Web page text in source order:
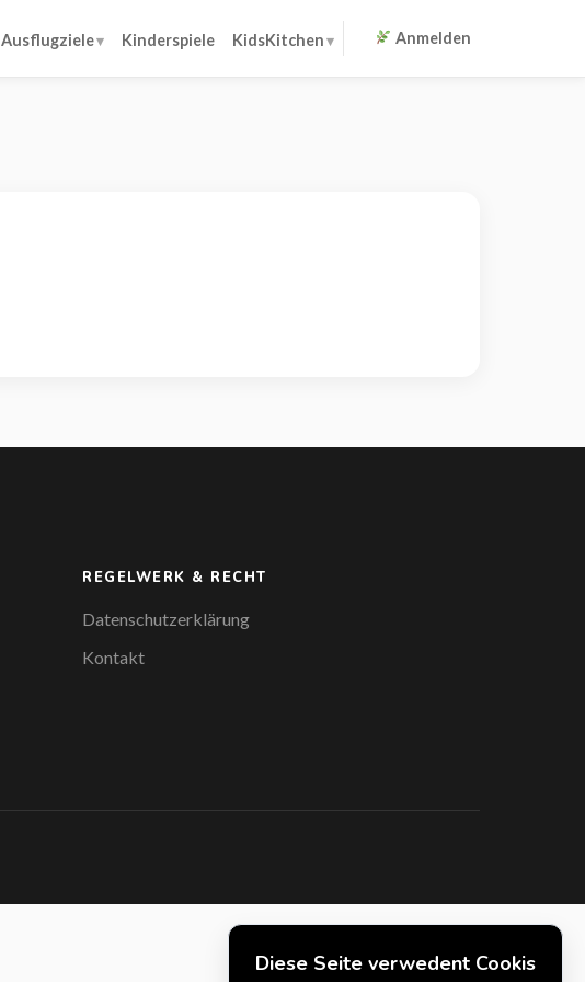
Ausflugziele Kinderspiele KidsKitchen Anmelden
REGELWERK & RECHT
Datenschutzerklärung
Kontakt
Diese Seite verwedent Cookis